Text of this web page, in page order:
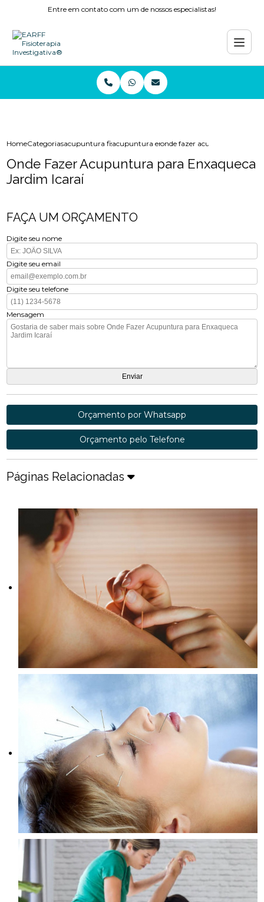
Entre em contato com um de nossos especialistas!
HomeCategoriasacupuntura fisioterapiaacupuntura em niteroionde fazer acupuntura para
Onde Fazer Acupuntura para Enxaqueca
Jardim Icaraí
FAÇA UM ORÇAMENTO
Digite seu nome
Digite seu email
Digite seu telefone
Mensagem
Orçamento por Whatsapp
Orçamento pelo Telefone
Páginas Relacionadas